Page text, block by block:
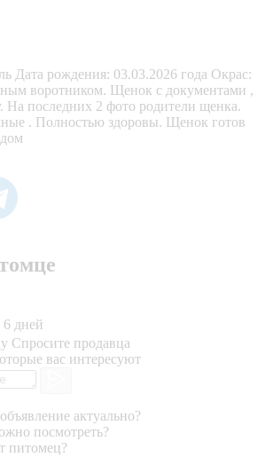
Дата рождения: 03.03.2026 года Окрас:
воротником. Щенок с документами ,
На последних 2 фото родители щенка.
. Полностью здоровы. Щенок готов
6 дней
Спросите продавца
вас интересуют
актуально?
посмотреть?
питомец?